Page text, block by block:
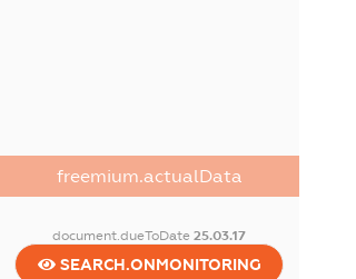
freemium.actualData
document.dueToDate25.03.17
SEARCH.ONMONITORING